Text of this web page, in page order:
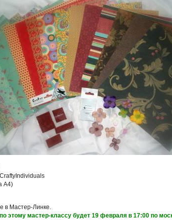
А4)
в Мастер-Линке.
этому мастер-классу будет 19 февраля в 17:00 по